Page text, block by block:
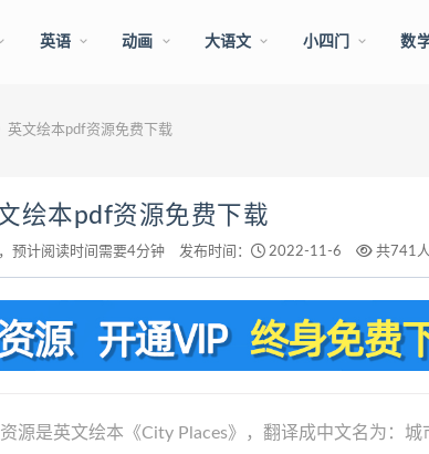
英语 动画 大语文 小四门 数
英文绘本pdf资源免费下载
绘本pdf资源免费下载
预计阅读时间需要4分钟 发布时间： 2022-11-6 共741
源是英文绘本《City Places》，翻译成中文名为：城